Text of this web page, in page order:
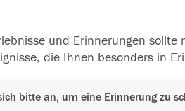
und Erinnerungen sollte
die Ihnen besonders in
bitte an, um eine Erinnerung zu